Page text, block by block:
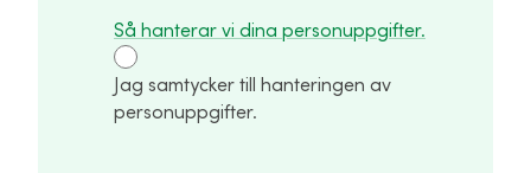
Så hanterar vi dina personuppgifter.
Jag samtycker till hanteringen av
personuppgifter.